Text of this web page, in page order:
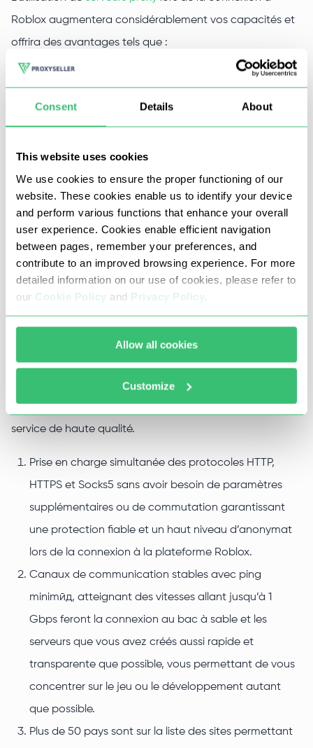
Consent Details About
This website uses cookies
We use cookies to ensure the proper functioning of our
website. These cookies enable us to identify your device
and perform various functions that enhance your overall
user experience. Cookies enable efficient navigation
between pages, remember your preferences, and
contribute to an improved browsing experience. For more
detailed information on our use of cookies, please refer to
our Cookie Policy and Privacy Policy
Allow all cookies
Customize
Roblox augmentera considérablement vos capacités et
offrira des avantages tels que :
Contourner le blocage du fournisseur et des
restrictions régionales
Améliorer la qualité de vos propres serveurs
avantages
Contourner les filtres installés sur Roblox.
Avantages des proxys pour Roblox
de Proxy-Seller
L’utilisation de proxys gratuits (publics) lors de l’accès à
Roblox peut entraîner des pertes de temps et des
interdictions. Pour profiter pleinement de la plateforme
en ligne et de ses fonctionnalités, il est recommandé
d’acheter des proxys privés pour Roblox chez Proxy-
Seller, qui ont des paramètres techniques avancés et un
service de haute qualité.
Prise en charge simultanée des protocoles HTTP,
HTTPS et Socks5 sans avoir besoin de paramètres
supplémentaires ou de commutation garantissant
une protection fiable et un haut niveau d’anonymat
lors de la connexion à la plateforme Roblox.
Canaux de communication stables avec ping
minimйд, atteignant des vitesses allant jusqu’à 1
Gbps feront la connexion au bac à sable et les
serveurs que vous avez créés aussi rapide et
transparente que possible, vous permettant de vous
concentrer sur le jeu ou le développement autant
que possible.
Plus de 50 pays sont sur la liste des sites permettant